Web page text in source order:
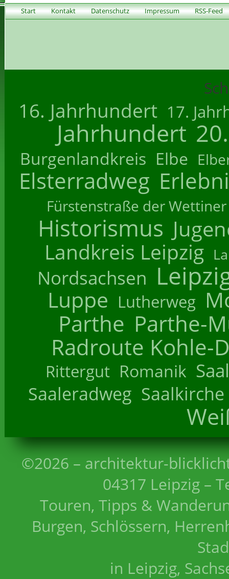
Start Kontakt Datenschutz Impressum RSS-Feed
16. Jahrhundert 17.
Jahrhundert
Burgenlandkreis Elbe
Elsterradweg
Fürstenstraße der Wettiner
Historismus
Landkreis Leipzig
Nordsachsen
Luppe Lutherweg
Parthe Parthe-
Radroute Kohle-
Rittergut Romanik
Saaleradweg Saalkirche
©2026 – architektur-
04317 Leipzig –
Touren, Tipps &
Burgen, Schlössern,
in Leipzig,